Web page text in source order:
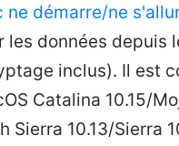
ne démarre/ne
les données depuis
inclus). Il est
Catalina 10.15/
Sierra 10.13/Sierra